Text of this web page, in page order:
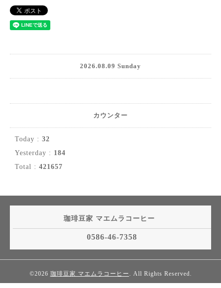
2026.08.09 Sunday
カウンター
Today : 32
Yesterday : 184
Total : 421657
珈琲豆家 マエムラコーヒー
0586-46-7358
©2026 珈琲豆家 マエムラコーヒー . All Rights Reserved.